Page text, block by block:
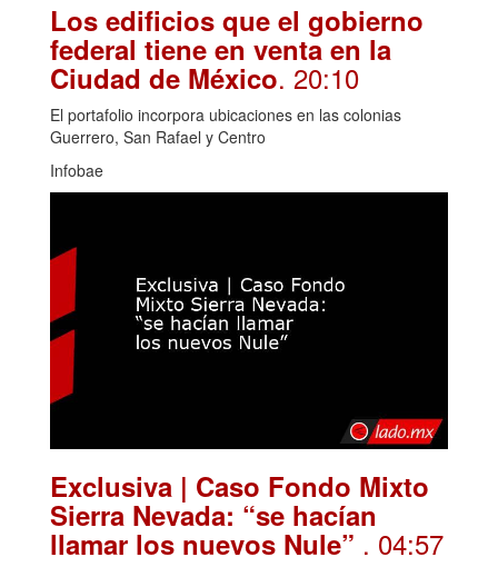
Los edificios que el gobierno
federal tiene en venta en la
Ciudad de México. 20:10
El portafolio incorpora ubicaciones en las colonias
Guerrero, San Rafael y Centro
Infobae
Exclusiva | Caso Fondo Mixto
Sierra Nevada: “se hacían
llamar los nuevos Nule” . 04:57